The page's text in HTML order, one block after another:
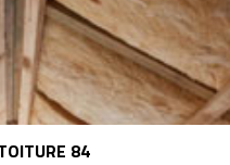
84